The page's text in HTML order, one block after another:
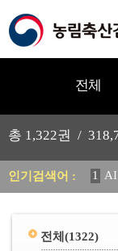
전체
총 1,322권 /
인기검색어 : 1 AI
11
전체 (1322)